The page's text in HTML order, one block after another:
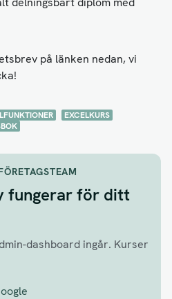
på länken nedan, vi
EXCELKURS
fungerar för ditt
dashboard ingår. Kurser